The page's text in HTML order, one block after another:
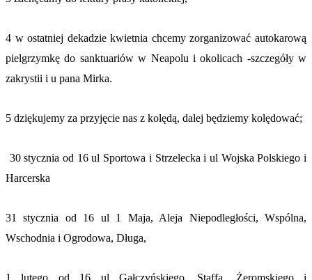
4 w ostatniej dekadzie kwietnia chcemy zorganizować autokarową
pielgrzymkę do sanktuariów w Neapolu i okolicach -szczegóły w
zakrystii i u pana Mirka.
5 dziękujemy za przyjęcie nas z kolędą, dalej będziemy kolędować;
30 stycznia od 16 ul Sportowa i Strzelecka i ul Wojska Polskiego i
Harcerska
31 stycznia od 16 ul 1 Maja, Aleja Niepodległości, Wspólna,
Wschodnia i Ogrodowa, Długa,
1 lutego od 16 ul Gałczyńskiego, Staffa, Żeromskiego i